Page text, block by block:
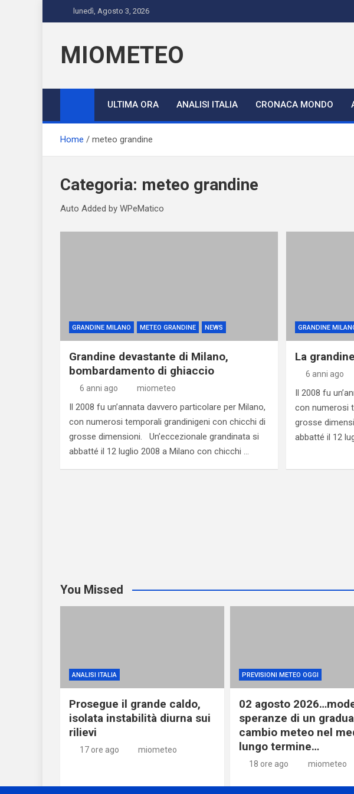
to
lunedì, Agosto 3, 2026
MIOMETEO
ULTIMA ORA ANALISI ITALIA CRONACA MONDO
Home meteo grandine
Categoria: meteo grandine
Auto Added by WPeMatico
GRANDINE MILANO METEO GRANDINE NEWS
Grandine devastante di Milano,
bombardamento di ghiaccio
6 anni ago miometeo
Il 2008 fu un’annata davvero particolare per Milano,
con numerosi temporali grandinigeni con chicchi di
grosse dimensioni. Un’eccezionale grandinata si
abbatté il 12 luglio 2008 a Milano con chicchi …
GRANDINE
La
6 anni ago
Il 2008 fu
con numerosi
grosse
abbatté il 12
You Missed
ANALISI ITALIA
Prosegue il grande caldo,
isolata instabilità diurna sui
rilievi
17 ore ago miometeo
PREVISIONI METEO OGGI
02 agosto
speranze di un
cambio meteo nel
lungo termine…
18 ore ago miometeo